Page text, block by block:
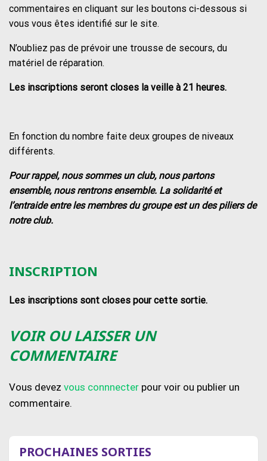
commentaires en cliquant sur les boutons ci-dessous si
vous vous êtes identifié sur le site.
N’oubliez pas de prévoir une trousse de secours, du
matériel de réparation.
Les inscriptions seront closes la veille à 21 heures.
En fonction du nombre faite deux groupes de niveaux
différents.
Pour rappel, nous sommes un club, nous partons
ensemble, nous rentrons ensemble. La solidarité et
l’entraide entre les membres du groupe est un des piliers de
notre club.
INSCRIPTION
Les inscriptions sont closes pour cette sortie.
VOIR OU LAISSER UN
COMMENTAIRE
Vous devez vous connnecter pour voir ou publier un
commentaire.
PROCHAINES SORTIES